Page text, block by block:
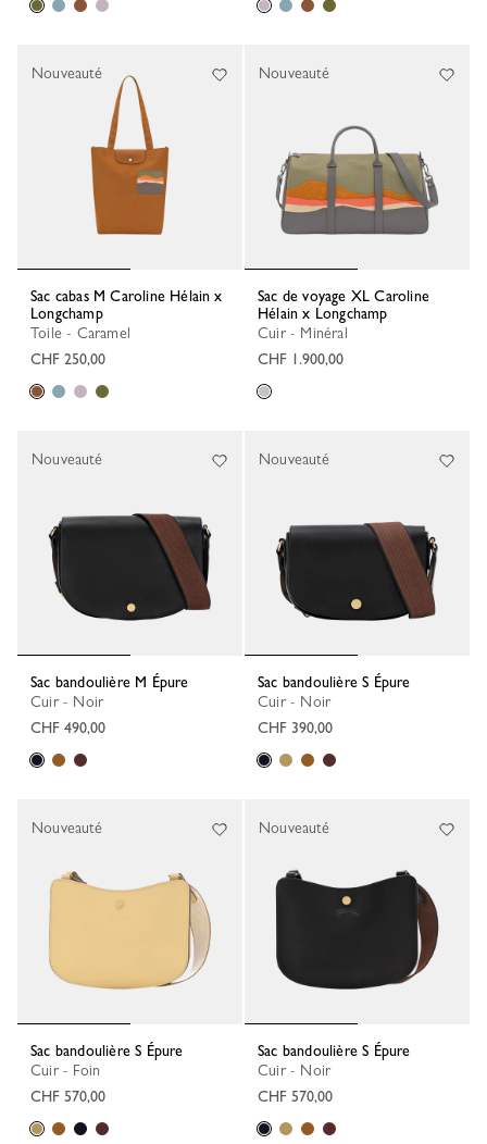
Sac cabas M Caroline Hélain x
Longchamp
Toile - Caramel
CHF 250,00
Nouveauté
Sac de voyage XL Caroline
Hélain x Longchamp
Cuir - Minéral
CHF 1.900,00
Nouveauté
Sac bandoulière M Épure
Cuir - Noir
CHF 490,00
Nouveauté
Sac bandoulière S Épure
Cuir - Noir
CHF 390,00
Nouveauté
Sac bandoulière S Épure
Cuir - Foin
CHF 570,00
Nouveauté
Sac bandoulière S Épure
Cuir - Noir
CHF 570,00
Nouveauté